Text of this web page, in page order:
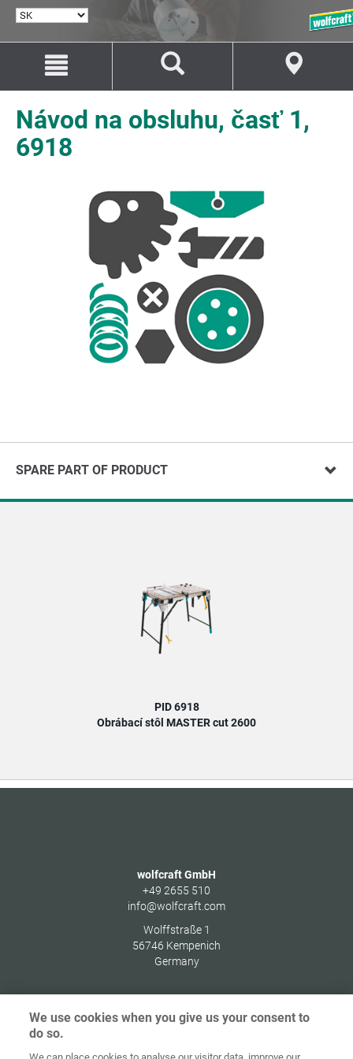
Obsah
Navigáciu
Návod na obsluhu, časť 1,
6918
SPARE PART OF PRODUCT
PID 6918
Obrábací stôl MASTER cut 2600
wolfcraft GmbH
+49 2655 510
info@wolfcraft.com
Wolffstraße 1
56746 Kempenich
Germany
We use cookies when you give us your consent to
do so.